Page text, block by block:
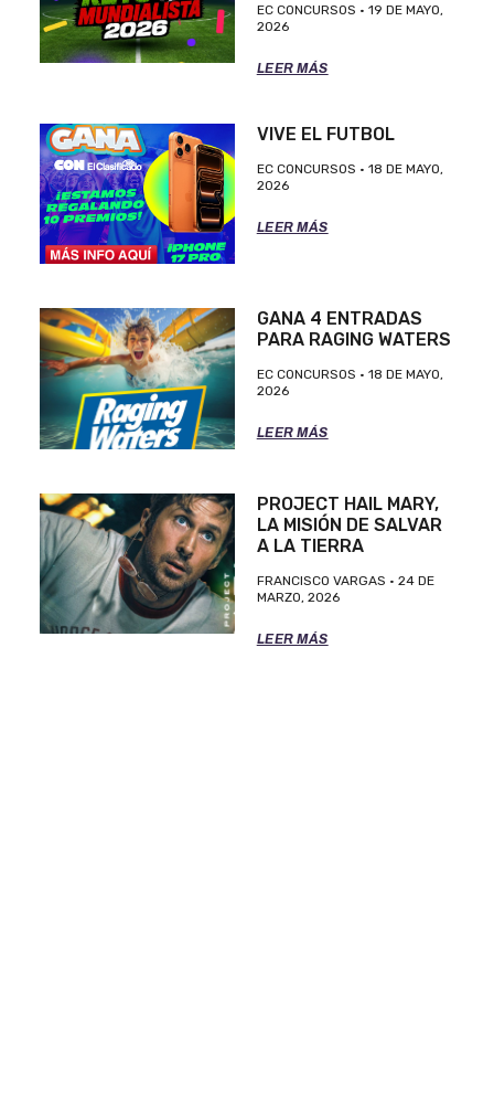
EC CONCURSOS
19 DE MAYO,
2026
LEER MÁS
VIVE EL FUTBOL
EC CONCURSOS
18 DE MAYO,
2026
LEER MÁS
GANA 4 ENTRADAS
PARA RAGING WATERS
EC CONCURSOS
18 DE MAYO,
2026
LEER MÁS
PROJECT HAIL MARY,
LA MISIÓN DE SALVAR
A LA TIERRA
FRANCISCO VARGAS
24 DE
MARZO, 2026
LEER MÁS